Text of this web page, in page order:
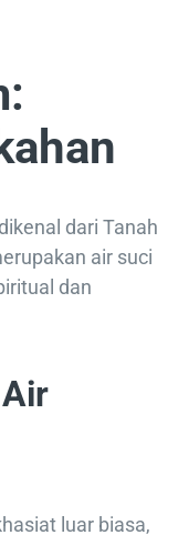
dari Tanah
air suci
dan
luar biasa,